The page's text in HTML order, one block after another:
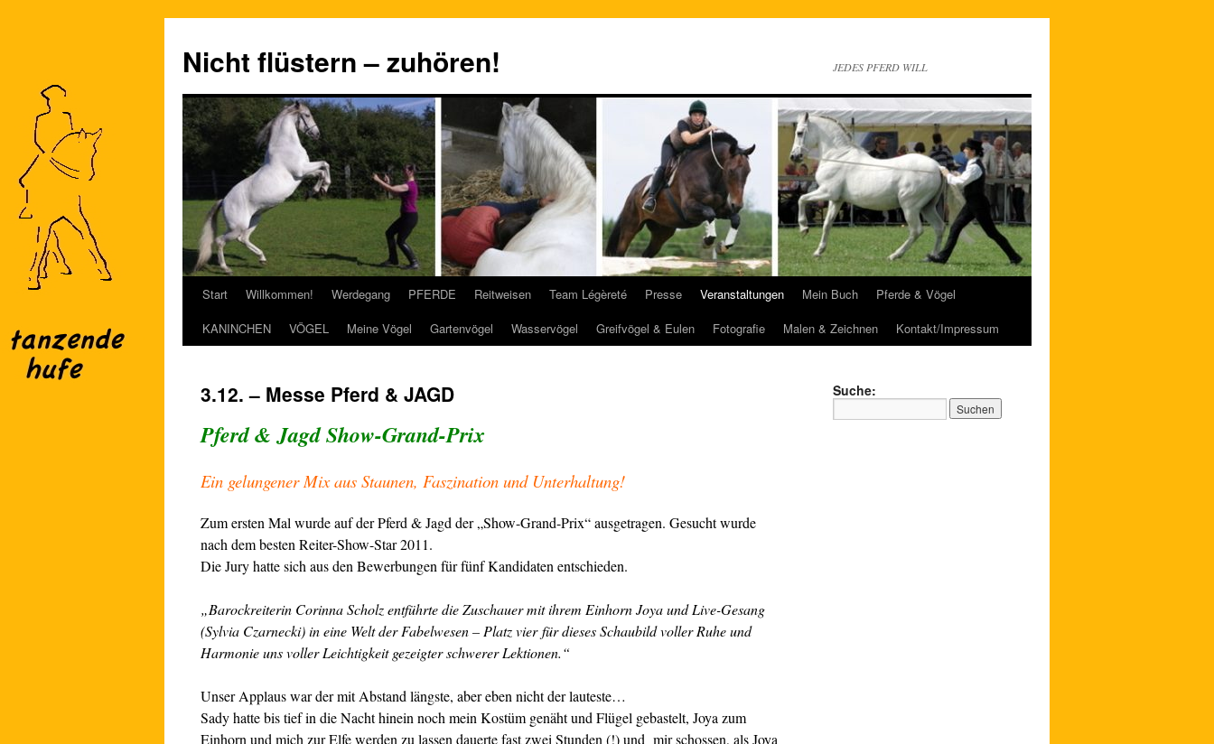
Nicht flüstern – zuhören! JEDES PFERD WILL
Zum
Inhalt
Start Willkommen! Werdegang PFERDE Reitweisen Team Légèreté Presse Veranstaltungen Mein Buch
Pferde & Vögel
KANINCHEN
VÖGEL Meine Vögel Gartenvögel Wasservögel Greifvögel & Eulen Fotografie Malen & Zeichnen Kontakt/Impressum
3.12. – Messe Pferd & JAGD
Pferd & Jagd Show-Grand-Prix
Ein gelungener Mix aus Staunen, Faszination und Unterhaltung!
Zum ersten Mal wurde auf der Pferd & Jagd der „Show-Grand-Prix“ ausgetragen. Gesucht wurde
nach dem besten Reiter-Show-Star 2011.
Die Jury hatte sich aus den Bewerbungen für fünf Kandidaten entschieden.
„Barockreiterin Corinna Scholz entführte die Zuschauer mit ihrem Einhorn Joya und Live-Gesang
(Sylvia Czarnecki) in eine Welt der Fabelwesen – Platz vier für dieses Schaubild voller Ruhe und
Harmonie uns voller Leichtigkeit gezeigter schwerer Lektionen.“
Unser Applaus war der mit Abstand längste, aber eben nicht der lauteste…
Sady hatte bis tief in die Nacht hinein noch mein Kostüm genäht und Flügel gebastelt, Joya zum
Einhorn und mich zur Elfe werden zu lassen dauerte fast zwei Stunden (!) und mir schossen, als Joya
Suche: